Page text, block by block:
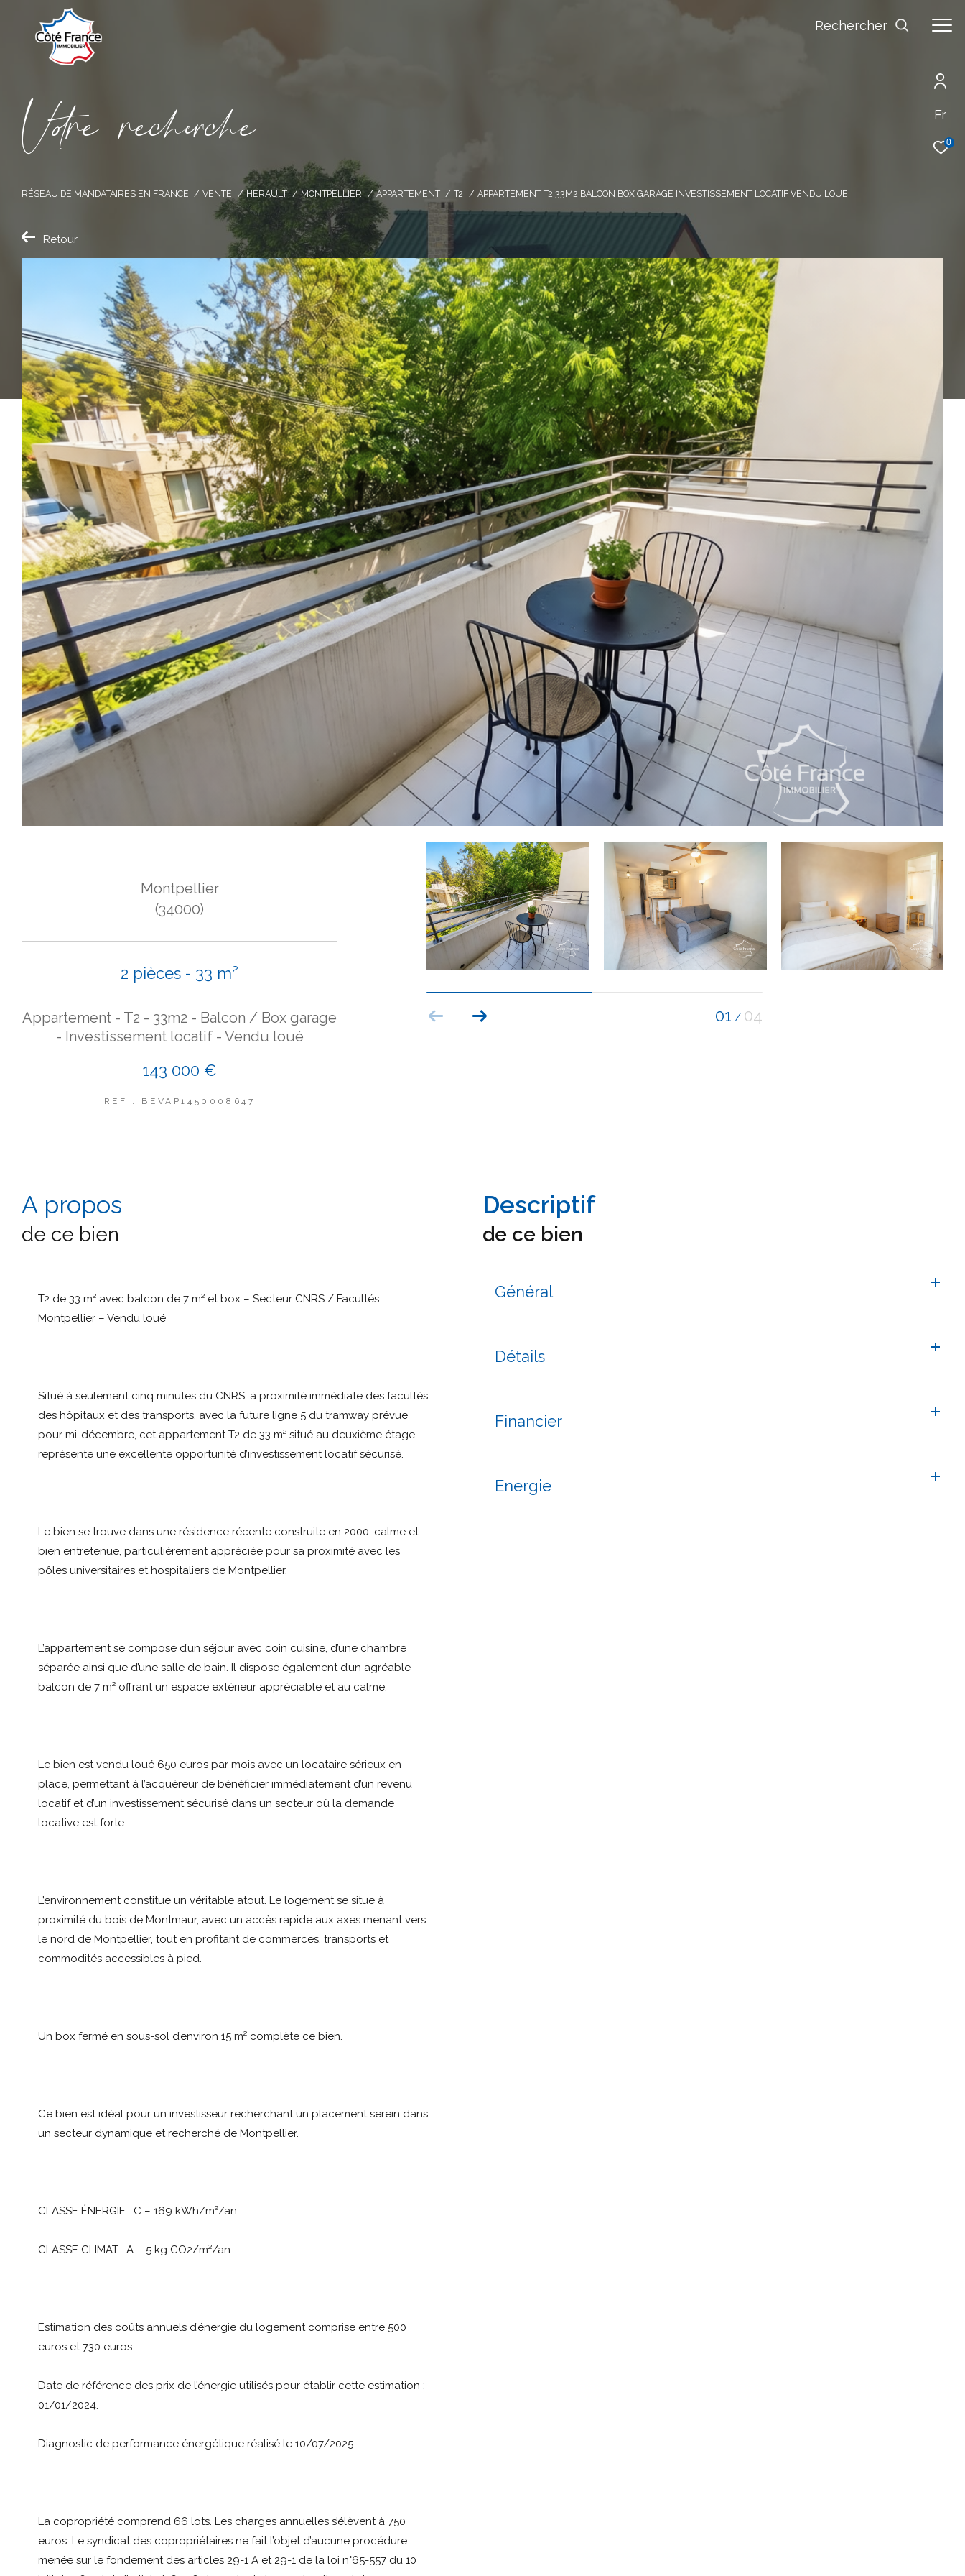
Fr
0
Rechercher
Vore recece
RÉSEAU DE MANDATAIRES EN FRANCE VENTE HERAULT MONTPELLIER APPARTEMENT T2 APPARTEMENT T2 33M2 BALCON BOX GARAGE INVESTISSEMENT LOCATIF VENDU LOUE
Retour
01 / 04
Montpellier
(34000)
2 pièces - 33 m²
Appartement - T2 - 33m2 - Balcon / Box garage
- Investissement locatif - Vendu loué
143 000 €
REF : BEVAP1450008647
a propos
de ce bien
T2 de 33 m² avec balcon de 7 m² et box – Secteur CNRS / Facultés
Montpellier – Vendu loué
Situé à seulement cinq minutes du CNRS, à proximité immédiate des facultés,
des hôpitaux et des transports, avec la future ligne 5 du tramway prévue
pour mi-décembre, cet appartement T2 de 33 m² situé au deuxième étage
représente une excellente opportunité d’investissement locatif sécurisé.
Le bien se trouve dans une résidence récente construite en 2000, calme et
bien entretenue, particulièrement appréciée pour sa proximité avec les
pôles universitaires et hospitaliers de Montpellier.
L’appartement se compose d’un séjour avec coin cuisine, d’une chambre
séparée ainsi que d’une salle de bain. Il dispose également d’un agréable
balcon de 7 m² offrant un espace extérieur appréciable et au calme.
Le bien est vendu loué 650 euros par mois avec un locataire sérieux en
place, permettant à l’acquéreur de bénéficier immédiatement d’un revenu
locatif et d’un investissement sécurisé dans un secteur où la demande
locative est forte.
L’environnement constitue un véritable atout. Le logement se situe à
proximité du bois de Montmaur, avec un accès rapide aux axes menant vers
le nord de Montpellier, tout en profitant de commerces, transports et
commodités accessibles à pied.
Un box fermé en sous-sol d’environ 15 m² complète ce bien.
Ce bien est idéal pour un investisseur recherchant un placement serein dans
un secteur dynamique et recherché de Montpellier.
CLASSE ÉNERGIE : C – 169 kWh/m²/an
CLASSE CLIMAT : A – 5 kg CO2/m²/an
Estimation des coûts annuels d’énergie du logement comprise entre 500
euros et 730 euros.
Date de référence des prix de l’énergie utilisés pour établir cette estimation :
01/01/2024.
Diagnostic de performance énergétique réalisé le 10/07/2025..
La copropriété comprend 66 lots. Les charges annuelles s’élèvent à 750
euros. Le syndicat des copropriétaires ne fait l’objet d’aucune procédure
menée sur le fondement des articles 29-1 A et 29-1 de la loi n°65-557 du 10
descriptif
de ce bien
Général
Détails
Financier
Energie